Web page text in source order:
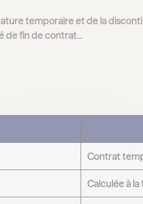
temporaire et de la
de fin de contrat...
Contrat
Calculée à